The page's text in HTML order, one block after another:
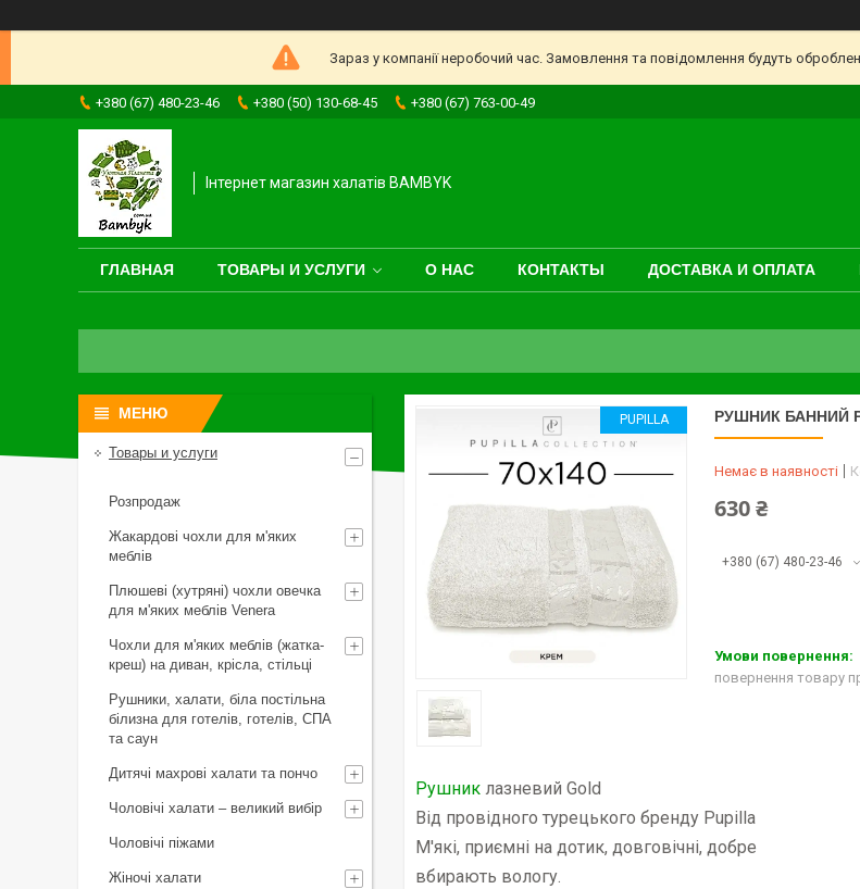
Зараз у компанії неробочий час. Замовлення та повідомлення будуть
+380 (67) 480-23-46 +380 (50) 130-68-45 +380 (67) 763-00-49
Інтернет магазин халатів BAMBYK
ГЛАВНАЯ ТОВАРЫ И УСЛУГИ О НАС КОНТАКТЫ ДОСТАВКА И ОПЛАТА
PUPILLA РУШНИК БАННИЙ
Немає в наявності
630 ₴
+380 (67) 480-23-46
повернення товару
Рушник лазневий Gold
Від провідного турецького бренду Pupilla
М'які, приємні на дотик, довговічні, добре
вбирають вологу.
Товары и услуги
Розпродаж
Жакардові чохли для м'яких
меблів
Плюшеві (хутряні) чохли овечка
для м'яких меблів Venera
Чохли для м'яких меблів (жатка-
креш) на диван, крісла, стільці
Рушники, халати, біла постільна
білизна для готелів, готелів, СПА
та саун
Дитячі махрові халати та пончо
Чоловічі халати – великий вибір
Чоловічі піжами
Жіночі халати